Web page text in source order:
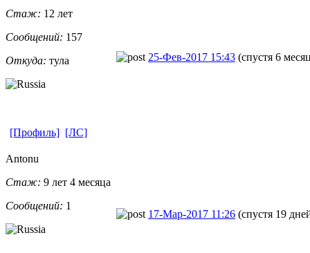
Стаж: 12 лет
Сообщений: 157
Откуда: тула 25-Фев-2017 15:43 (спустя 6
[Профиль] [ЛС]
Antonu
Стаж: 9 лет 4 месяца
Сообщений: 1
17-Мар-2017 11:26 (спустя 19